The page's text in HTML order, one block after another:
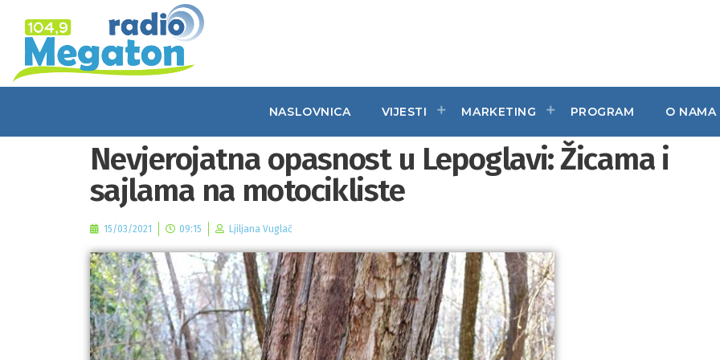
NASLOVNICA VIJESTI MARKETING PROGRAM O NAMA
Nevjerojatna opasnost u Lepoglavi: Žicama i
sajlama na motocikliste
15/03/2021 09:15 Ljiljana Vuglač